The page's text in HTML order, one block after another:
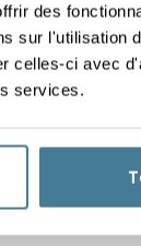
des
sur l'utilisation
celles-ci avec
services.